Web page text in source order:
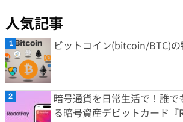
人気記事
ビットコイン(bitcoin/BTC)の
暗号通貨を日常生活で！誰で
る暗号資産デビットカード『